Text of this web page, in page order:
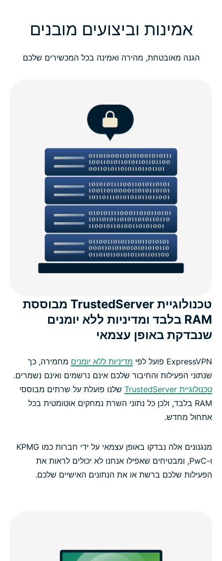
אמינות וביצועים מובנים
הגנה מאובטחת, מהירה ואמינה בכל המכשירים שלכם
טכנולוגיית TrustedServer מבוססת
RAM בלבד ומדיניות ללא יומנים
שנבדקת באופן עצמאי
ExpressVPN פועל לפי מדיניות ללא יומנים מחמירה, כך
שנתוני הפעילות והחיבור שלכם אינם נרשמים ואינם נשמרים.
טכנולוגיית TrustedServer
שלנו פועלת על שרתים מבוססי
RAM בלבד, ולכן כל נתוני השרת נמחקים אוטומטית בכל
אתחול מחדש.
מנגנונים אלה נבדקו באופן עצמאי על ידי חברות כמו KPMG
ו-PwC, ומבטיחים שאפילו אנחנו לא יכולים לראות את
הפעילות שלכם ברשת או את הנתונים האישיים שלכם.